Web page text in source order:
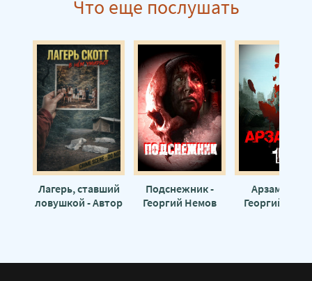
Что еще послушать
Лагерь, ставший
ловушкой - Автор
Подснежник -
Георгий Немов
Арзамас 17 -
Георгий